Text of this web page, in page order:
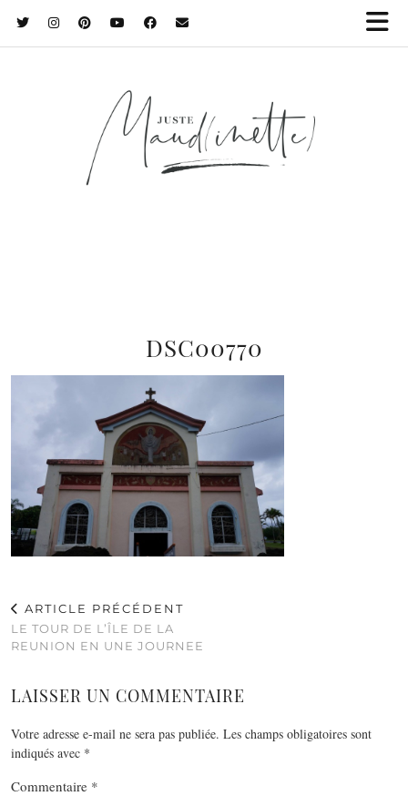
DSC00770
ARTICLE PRÉCÉDENT
LE TOUR DE L’ÎLE DE LA
REUNION EN UNE JOURNEE
LAISSER UN COMMENTAIRE
Votre adresse e-mail ne sera pas publiée. Les champs obligatoires sont
indiqués avec *
Commentaire *